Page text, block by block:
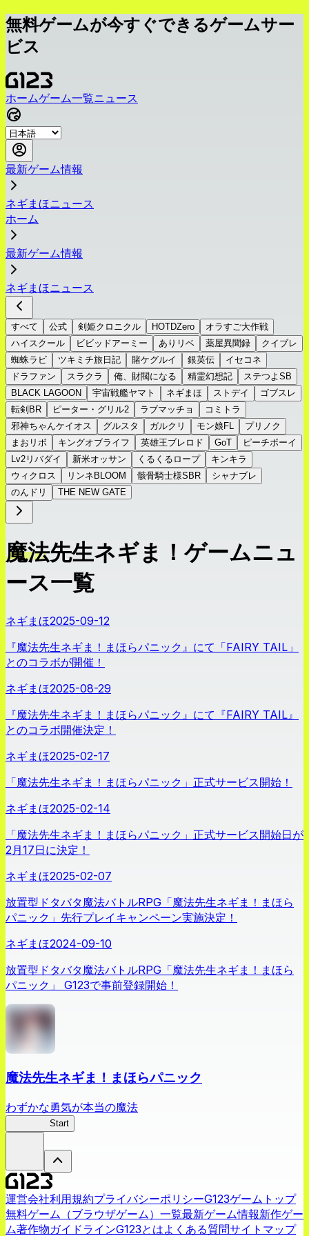
無料ゲームが今すぐできるゲームサー
ビス
ホームゲーム一覧ニュース
最新ゲーム情報
ネギまほニュース
ホーム
最新ゲーム情報
ネギまほニュース
すべて 公式 剣姫クロニクル HOTDZero
オラすご大作戦
ハイスクール
ビビッドアーミー ありリベ 薬屋異聞録
クイブレ
蜘蛛ラビ
ツキミチ旅日記 賭ケグルイ 銀英伝
イセコネ
ドラファン
スラクラ 俺、財閥になる 精霊幻想記
ステつよSB
BLACK LAGOON
宇宙戦艦ヤマト ネギまほ ストデイ
ゴブスレ
転剣BR
ピーター・グリル2 ラブマッチョ
コミトラ
邪神ちゃんケイオス
グルスタ ガルクリ モン娘FL
プリノク
まおリボ
キングオブライフ 英雄王ブレロド GoT
ピーチボーイ
Lv2リバダイ
新米オッサン くるくるロープ
キンキラ
ウィクロス
リンネBLOOM 骸骨騎士様SBR
シャナブレ
のんドリ
THE NEW GATE
魔法先生ネギま！ゲームニュ
ース一覧
ネギまほ2025-09-12
『魔法先生ネギま！まほらパニック』にて「FAIRY TAIL」
とのコラボが開催！
ネギまほ2025-08-29
『魔法先生ネギま！まほらパニック』にて『FAIRY TAIL』
とのコラボ開催決定！
ネギまほ2025-02-17
「魔法先生ネギま！まほらパニック」正式サービス開始！
ネギまほ2025-02-14
「魔法先生ネギま！まほらパニック」正式サービス開始日が
2月17日に決定！
ネギまほ2025-02-07
放置型ドタバタ魔法バトルRPG「魔法先生ネギま！まほら
パニック」先行プレイキャンペーン実施決定！
ネギまほ2024-09-10
放置型ドタバタ魔法バトルRPG「魔法先生ネギま！まほら
パニック」 G123で事前登録開始！
魔法先生ネギま！まほらパニック
わずかな勇気が本当の魔法
Start
運営会社利用規約プライバシーポリシーG123ゲームトップ
無料ゲーム（ブラウザゲーム）一覧最新ゲーム情報新作ゲー
ム著作物ガイドラインG123とはよくある質問サイトマップ